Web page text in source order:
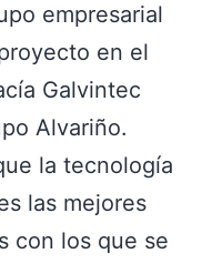
empresarial
en el
Galvintec
Alvariño.
la tecnología
las mejores
con los que se